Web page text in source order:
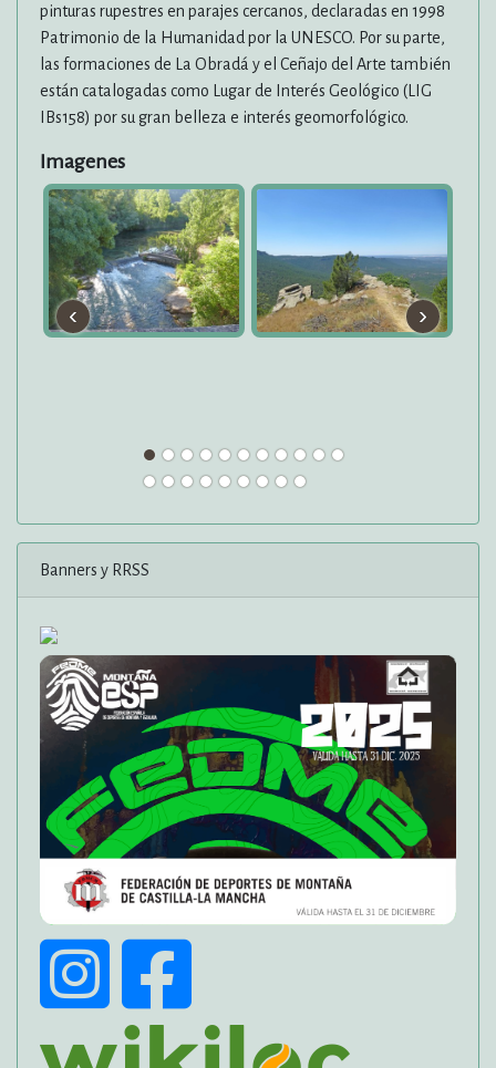
pinturas rupestres en parajes cercanos, declaradas en 1998
Patrimonio de la Humanidad por la UNESCO. Por su parte,
las formaciones de La Obradá y el Ceñajo del Arte también
están catalogadas como Lugar de Interés Geológico (LIG
IBs158) por su gran belleza e interés geomorfológico.
Imagenes
‹ ›
Banners y RRSS